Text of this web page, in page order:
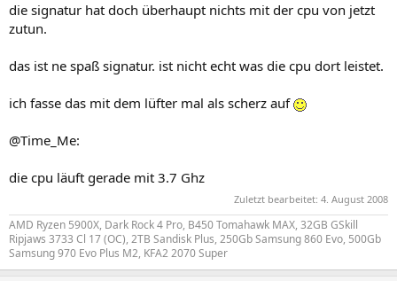
die signatur hat doch überhaupt nichts mit der cpu von jetzt
zutun.
das ist ne spaß signatur. ist nicht echt was die cpu dort leistet.
ich fasse das mit dem lüfter mal als scherz auf
@Time_Me:
die cpu läuft gerade mit 3.7 Ghz
Zuletzt bearbeitet: 4. August 2008
AMD Ryzen 5900X, Dark Rock 4 Pro, B450 Tomahawk MAX, 32GB GSkill
Ripjaws 3733 Cl 17 (OC), 2TB Sandisk Plus, 250Gb Samsung 860 Evo, 500Gb
Samsung 970 Evo Plus M2, KFA2 2070 Super